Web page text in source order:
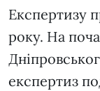
Експертизу
року. На
експертиз